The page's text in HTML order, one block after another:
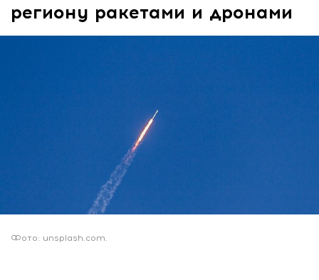
региону ракетами и дронами
Фото: unsplash.com.